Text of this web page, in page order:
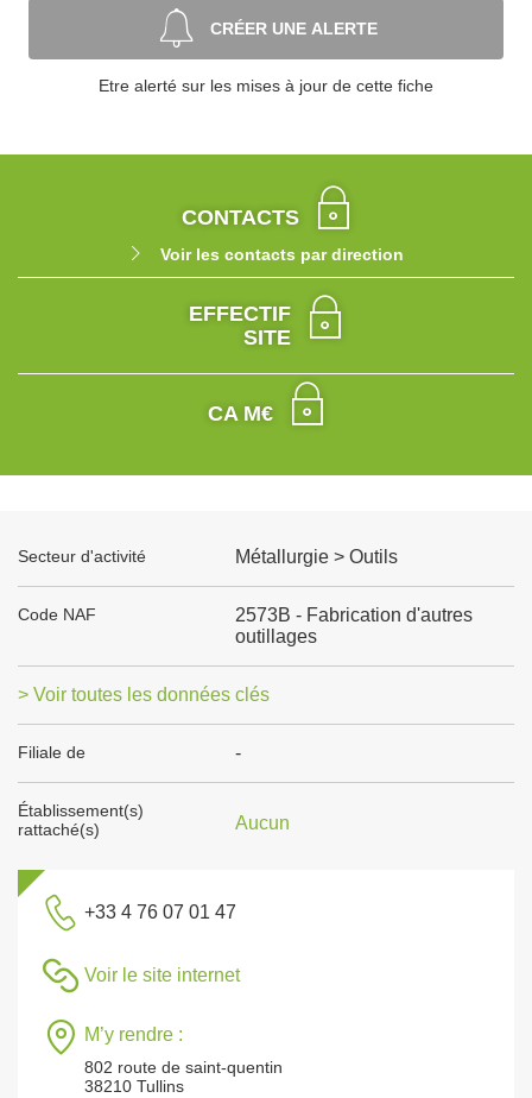
CRÉER UNE ALERTE
Etre alerté sur les mises à jour de cette fiche
CONTACTS
Voir les contacts par direction
EFFECTIF
SITE
CA M€
Secteur d'activité Métallurgie > Outils
Code NAF
2573B - Fabrication d'autres
outillages
> Voir toutes les données clés
Filiale de -
Établissement(s)
rattaché(s)
Aucun
+33 4 76 07 01 47
Voir le site internet
M’y rendre :
802 route de saint-quentin
38210 Tullins